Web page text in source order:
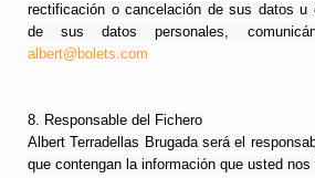
rectificación o cancelación de sus datos u
de sus datos personales,
albert@bolets.com
8. Responsable del Fichero
Albert Terradellas Brugada será el
que contengan la información que usted nos